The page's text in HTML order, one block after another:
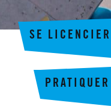
SE LICENCIER
PRATIQUER